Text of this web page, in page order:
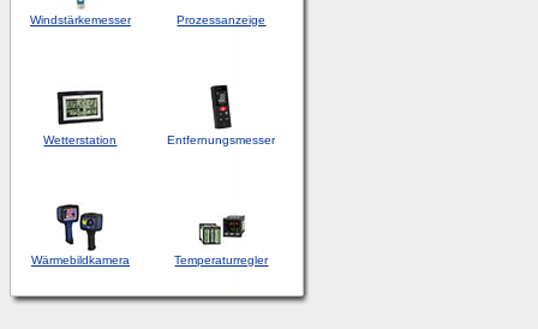
Windstärkemesser Prozessanzeige
Wetterstation Entfernungsmesser
Wärmebildkamera Temperaturregler